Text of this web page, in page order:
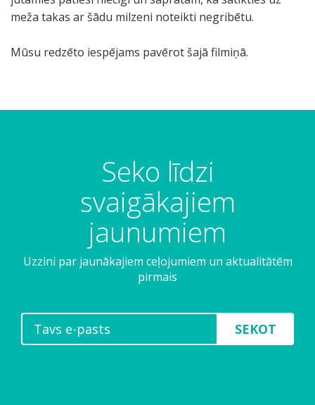
meža takas ar šādu milzeni noteikti negribētu.
Mūsu redzēto iespējams pavērot šajā filmiņā.
Seko līdzi
svaigākajiem
jaunumiem
Uzzini par jaunākajiem ceļojumiem un aktualitātēm
pirmais
SEKOT